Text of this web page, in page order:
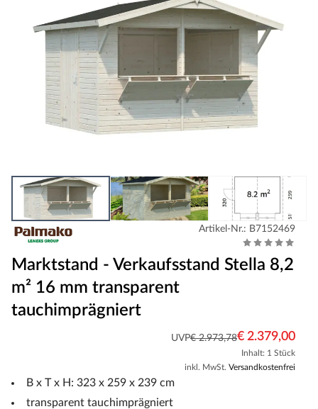
Artikel-Nr.: B7152469
Marktstand - Verkaufsstand Stella 8,2
m² 16 mm transparent
tauchimprägniert
UVP€ 2.973,78€ 2.379,00
Inhalt: 1 Stück
inkl. MwSt. Versandkostenfrei
B x T x H: 323 x 259 x 239 cm
transparent tauchimprägniert